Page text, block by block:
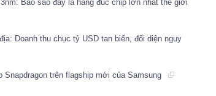
Bảo sao đây là hãng đúc chip lớn nhất thế giới
Doanh thu chục tỷ USD tan biến, đối diện nguy
trên flagship mới của Samsung